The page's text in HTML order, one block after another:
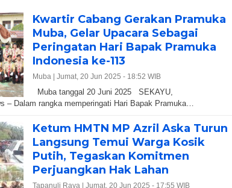
Kwartir Cabang Gerakan Pramuka
Muba, Gelar Upacara Sebagai
Peringatan Hari Bapak Pramuka
Indonesia ke-113
Muba | Jumat, 20 Jun 2025 - 18:52 WIB
Muba tanggal 20 Juni 2025 SEKAYU,
– Dalam rangka memperingati Hari Bapak Pramuka…
Ketum HMTN MP Azril Aska Turun
Langsung Temui Warga Kosik
Putih, Tegaskan Komitmen
Perjuangkan Hak Lahan
Tapanuli Raya | Jumat, 20 Jun 2025 - 17:55 WIB